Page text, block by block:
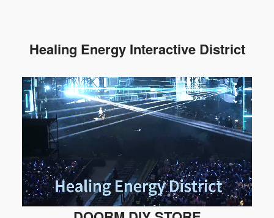
Healing Energy Interactive District